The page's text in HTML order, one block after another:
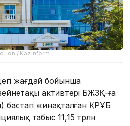
/ Kazinform
жағдай бойынша
активтері БЖЗҚ-ға
бастап жинақталған ҚРҰБ
табыс 11,15 трлн